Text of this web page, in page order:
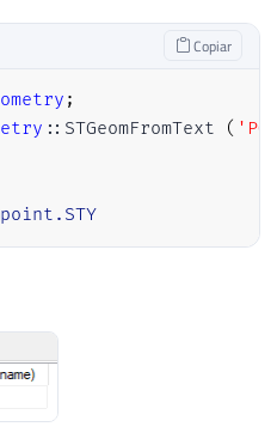
Copiar
;
::STGeomFromText (